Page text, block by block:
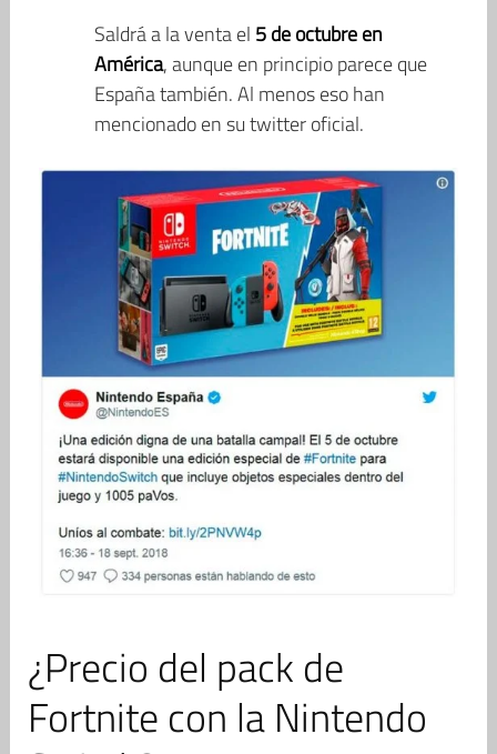
Saldrá a la venta el 5 de octubre en
América, aunque en principio parece que
España también. Al menos eso han
mencionado en su twitter oficial.
¿Precio del pack de
Fortnite con la Nintendo